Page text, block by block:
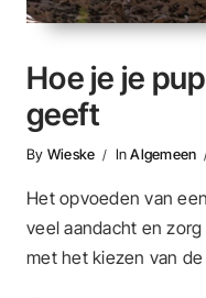
Hoe je je
geeft
By Wieske InAlgemeen
Het opvoeden van
veel aandacht en
met het kiezen van